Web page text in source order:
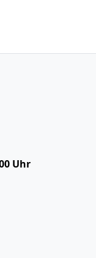
Uhr